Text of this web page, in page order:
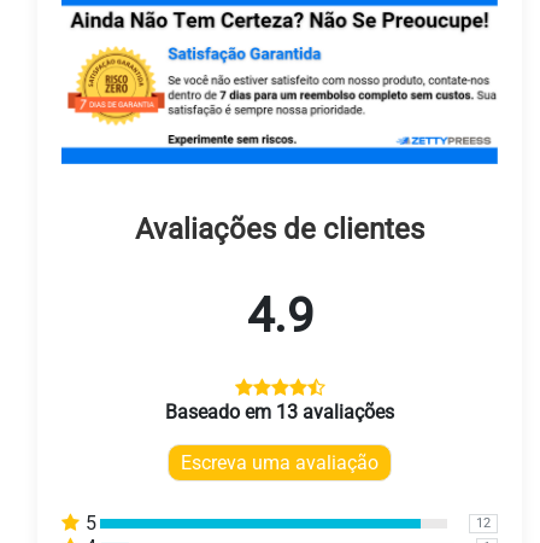
Avaliações de clientes
4.9
Baseado em 13 avaliações
Escreva uma avaliação
5 12